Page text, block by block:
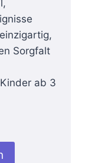
Sorgfalt
ab 3